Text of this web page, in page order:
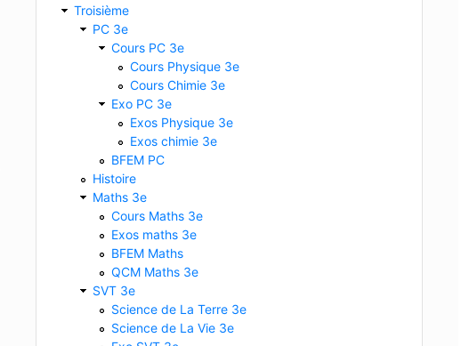
Troisième
PC 3e
Cours PC 3e
Cours Physique 3e
Cours Chimie 3e
Exo PC 3e
Exos Physique 3e
Exos chimie 3e
BFEM PC
Histoire
Maths 3e
Cours Maths 3e
Exos maths 3e
BFEM Maths
QCM Maths 3e
SVT 3e
Science de La Terre 3e
Science de La Vie 3e